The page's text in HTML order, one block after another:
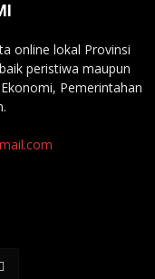
online lokal Provinsi
peristiwa maupun
Pemerintahan